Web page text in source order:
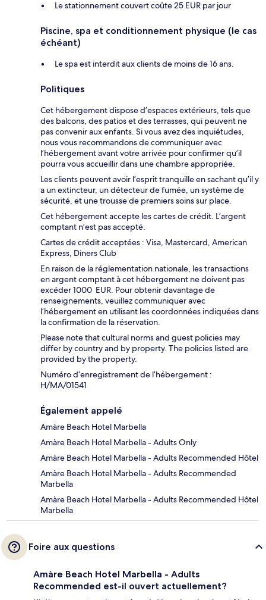
Le stationnement couvert coûte 25 EUR par jour
Piscine, spa et conditionnement physique (le cas
échéant)
Le spa est interdit aux clients de moins de 16 ans.
Politiques
Cet hébergement dispose d’espaces extérieurs, tels que
des balcons, des patios et des terrasses, qui peuvent ne
pas convenir aux enfants. Si vous avez des inquiétudes,
nous vous recommandons de communiquer avec
l’hébergement avant votre arrivée pour confirmer qu’il
pourra vous accueillir dans une chambre appropriée.
Les clients peuvent avoir l’esprit tranquille en sachant qu’il y
a un extincteur, un détecteur de fumée, un système de
sécurité, et une trousse de premiers soins sur place.
Cet hébergement accepte les cartes de crédit. L’argent
comptant n’est pas accepté.
Cartes de crédit acceptées : Visa, Mastercard, American
Express, Diners Club
En raison de la réglementation nationale, les transactions
en argent comptant à cet hébergement ne doivent pas
excéder 1000 EUR. Pour obtenir davantage de
renseignements, veuillez communiquer avec
l’hébergement en utilisant les coordonnées indiquées dans
la confirmation de la réservation.
Please note that cultural norms and guest policies may
differ by country and by property. The policies listed are
provided by the property.
Numéro d’enregistrement de l’hébergement :
H/MA/01541
Également appelé
Amàre Beach Hotel Marbella
Amàre Beach Hotel Marbella - Adults Only
Amàre Beach Hotel Marbella - Adults Recommended Hôtel
Amàre Beach Hotel Marbella - Adults Recommended
Marbella
Amàre Beach Hotel Marbella - Adults Recommended Hôtel
Marbella
Foire aux questions
Amàre Beach Hotel Marbella - Adults
Recommended est-il ouvert actuellement?